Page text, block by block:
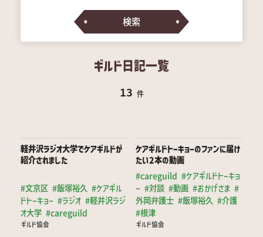
検索
ギルド日記一覧
13 件
軽井沢ラジオ大学でケアギルドが
紹介されました
#文京区 #飯塚裕久
#ケアギル
ドトーキョー #ラジオ #軽井沢ラジ
オ大学 #careguild
ギルド協会
ケアギルドトーキョーのファンに届け
たい2本の動画
#careguild
#ケアギルドトーキョ
ー #対談 #動画 #おかげさま #
外岡弁護士 #飯塚裕久
#介護
#根津
ギルド協会